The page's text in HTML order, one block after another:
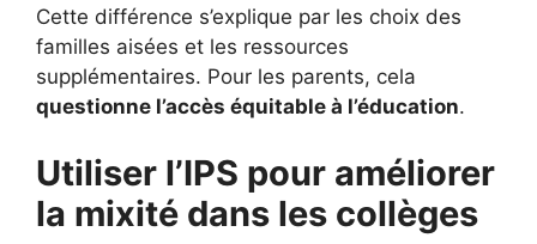
Cette différence s’explique par les choix des
familles aisées et les ressources
supplémentaires. Pour les parents, cela
questionne l’accès équitable à l’éducation.
Utiliser l’IPS pour améliorer
la mixité dans les collèges